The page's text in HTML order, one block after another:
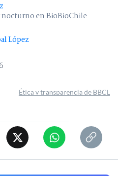
en BioBioChile
López
Ética y transparencia de BBCL